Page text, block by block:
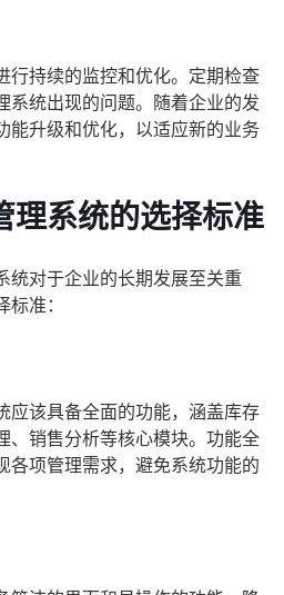
行持续的监控和优化。定期检查
系统出现的问题。随着企业的发
能升级和优化，以适应新的业务
理系统的选择标准
统对于企业的长期发展至关重
准：
应该具备全面的功能，涵盖库存
、销售分析等核心模块。功能全
各项管理需求，避免系统功能的